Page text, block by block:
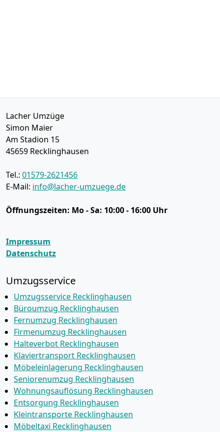
Lacher Umzüge
Simon Maier
Am Stadion 15
45659 Recklinghausen
Tel.: 01579-2621456
E-Mail: info@lacher-umzuege.de
Öffnungszeiten: Mo - Sa: 10:00 - 16:00 Uhr
Impressum
Datenschutz
Umzugsservice
Umzugsservice Recklinghausen
Büroumzug Recklinghausen
Fernumzug Recklinghausen
Firmenumzug Recklinghausen
Halteverbot Recklinghausen
Klaviertransport Recklinghausen
Möbeleinlagerung Recklinghausen
Seniorenumzug Recklinghausen
Wohnungsauflösung Recklinghausen
Entsorgung Recklinghausen
Kleintransporte Recklinghausen
Möbeltaxi Recklinghausen